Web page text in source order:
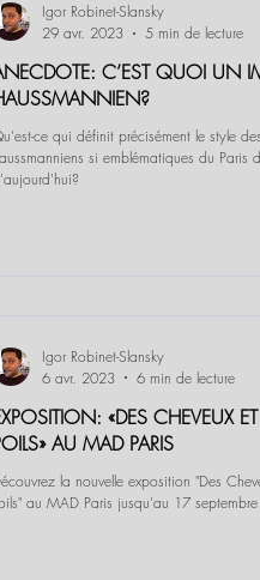
C’EST QUOI UN
ce qui définit précisément le style
si emblématiques du Paris
Igor Robinet-Slansky
29 avr. 2023
5 min de lecture
«DES CHEVEUX
AU MAD PARIS
la nouvelle exposition "Des
au MAD Paris jusqu'au 17
Igor Robinet-Slansky
6 avr. 2023
6 min de lecture